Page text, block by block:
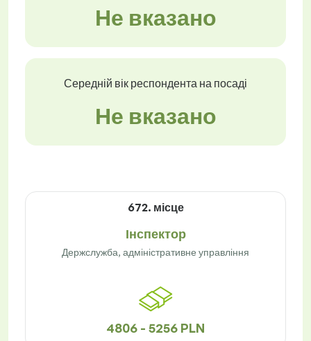
Не вказано
Середній вік респондента на посаді
Не вказано
672. місце
Інспектор
Держслужба, адміністративне управління
4806 - 5256 PLN